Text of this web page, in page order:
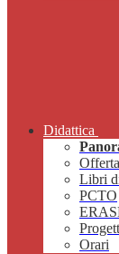
Didattica
Libri
PCTO
Orari